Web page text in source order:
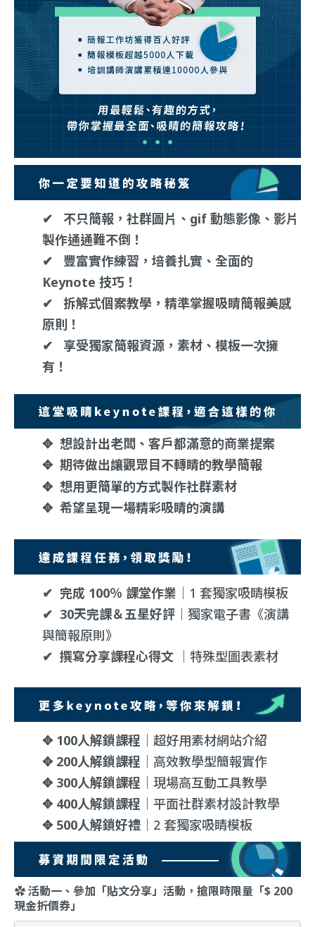
✔︎ 不只簡報，社群圖片、gif 動態影像、影片
製作通通難不倒！
✔︎ 豐富實作練習，培養扎實、全面的
Keynote 技巧！
✔︎
拆解式個案教學，精準掌握吸睛簡報美感
原則！
✔︎
享受獨家簡報資源，素材、模板一次擁
有 ！
✥ 想設計出老闆、客戶都滿意的商業提案
✥ 期待做出讓觀眾目不轉睛的教學簡報
✥ 想用更簡單的方式製作社群素材
✥ 希望呈現一場精彩吸睛的演講
✔︎ 完成 100％ 課堂作業｜ 1 套獨家吸睛模板
✔︎ 30天完課＆五星好評｜ 獨家電子書《演講
與簡報原則》
✔︎ 撰寫分享課程心得文 ｜ 特殊型圖表素材
✥ 100人解鎖課程｜ 超好用素材網站介紹
✥ 200人解鎖課程
高效教學型簡報實作
✥ 300人解鎖課程
現場高互動工具教學
✥ 400人解鎖課程
平面社群素材設計教學
✥ 500人解鎖好禮｜ 2 套獨家吸睛模板
✿活動一、 參加「貼文分享」活動，搶限時限量「$ 200
現金折價券」